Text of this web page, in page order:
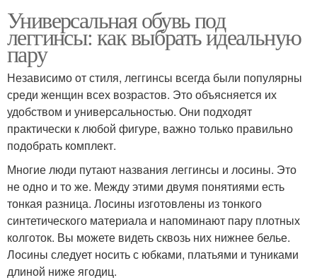
Универсальная обувь под
леггинсы: как выбрать идеальную
пару
Независимо от стиля, леггинсы всегда были популярны
среди женщин всех возрастов. Это объясняется их
удобством и универсальностью. Они подходят
практически к любой фигуре, важно только правильно
подобрать комплект.
Многие люди путают названия леггинсы и лосины. Это
не одно и то же. Между этими двумя понятиями есть
тонкая разница. Лосины изготовлены из тонкого
синтетического материала и напоминают пару плотных
колготок. Вы можете видеть сквозь них нижнее белье.
Лосины следует носить с юбками, платьями и туниками
длиной ниже ягодиц.